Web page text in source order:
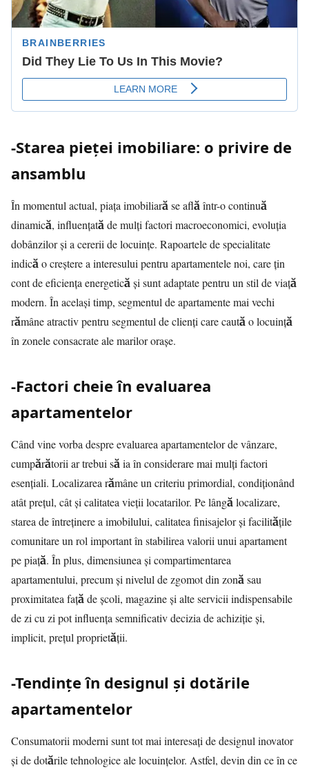
-Starea pieței imobiliare: o privire de
ansamblu
În momentul actual, piața imobiliară se află într-o continuă
dinamică, influențată de mulți factori macroeconomici, evoluția
dobânzilor și a cererii de locuințe. Rapoartele de specialitate
indică o creștere a interesului pentru apartamentele noi, care țin
cont de eficiența energetică și sunt adaptate pentru un stil de viață
modern. În același timp, segmentul de apartamente mai vechi
rămâne atractiv pentru segmentul de clienți care caută o locuință
în zonele consacrate ale marilor orașe.
-Factori cheie în evaluarea
apartamentelor
Când vine vorba despre evaluarea apartamentelor de vânzare,
cumpărătorii ar trebui să ia în considerare mai mulți factori
esențiali. Localizarea rămâne un criteriu primordial, condiționând
atât prețul, cât și calitatea vieții locatarilor. Pe lângă localizare,
starea de întreținere a imobilului, calitatea finisajelor și facilitățile
comunitare un rol important în stabilirea valorii unui apartament
pe piață. În plus, dimensiunea și compartimentarea
apartamentului, precum și nivelul de zgomot din zonă sau
proximitatea față de școli, magazine și alte servicii indispensabile
de zi cu zi pot influența semnificativ decizia de achiziție și,
implicit, prețul proprietății.
-Tendințe în designul și dotările
apartamentelor
Consumatorii moderni sunt tot mai interesați de designul inovator
și de dotările tehnologice ale locuințelor. Astfel, devin din ce în ce